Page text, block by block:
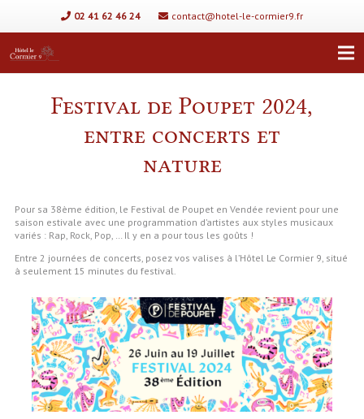
02 41 62 46 24 contact@hotel-le-cormier9.fr
Festival de Poupet 2024,
entre concerts et
nature
Pour sa 38ème édition, le Festival de Poupet en Vendée revient pour une
saison estivale avec une programmation d’artistes aux styles musicaux
variés : Rap, Rock, Pop, … Il y en a pour tous les goûts !
Entre 2 journées de concerts, posez vos valises à l’Hôtel Le Cormier 9, situé
à seulement 15 minutes du festival.